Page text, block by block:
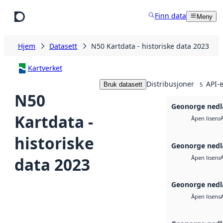
Finn data Meny
Hjem Datasett N50 Kartdata - historiske data 2023
Kartverket
N50
Kartdata -
historiske
data 2023
Bruk datasett Distribusjoner 5 API-
Geonorge
Åpen lisens
Geonorge
Åpen lisens
Geonorge
Åpen lisens